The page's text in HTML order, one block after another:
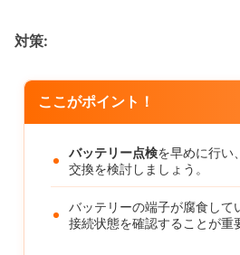
対策:
ここがポイント！
バッテリー点検を早めに行い
交換を検討しましょう。
バッテリーの端子が腐食して
接続状態を確認することが重